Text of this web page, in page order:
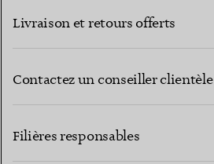
Livraison et retours offerts
Contactez un conseiller clientèle
Filières responsables